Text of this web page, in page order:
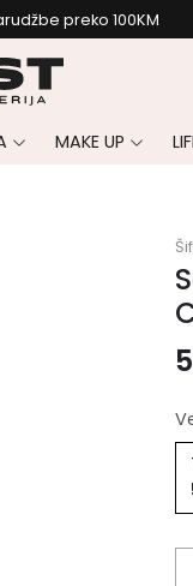
preko 100KM
MAKE UP